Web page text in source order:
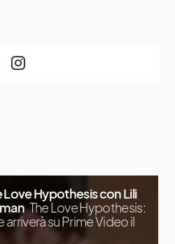
Love Hypothesis con Lili
The Love Hypothesis:
su Prime Video il